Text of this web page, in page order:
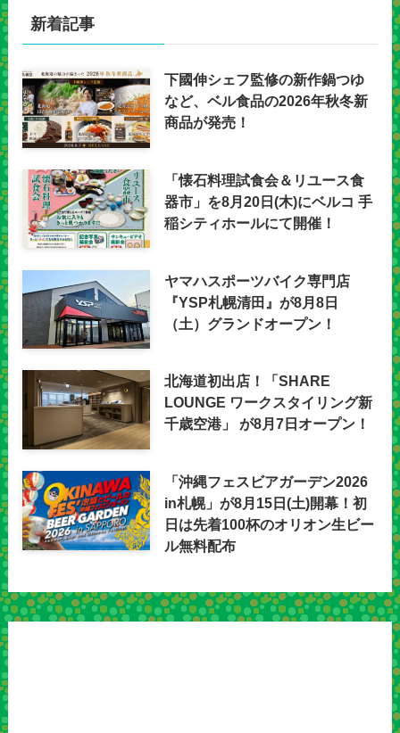
新着記事
下國伸シェフ監修の新作鍋つゆ
など、ベル食品の2026年秋冬新
商品が発売！
「懐石料理試食会＆リユース食
器市」を8月20日(木)にベルコ 手
稲シティホールにて開催！
ヤマハスポーツバイク専門店
『YSP札幌清田』が8月8日
（土）グランドオープン！
北海道初出店！「SHARE
LOUNGE ワークスタイリング新
千歳空港」 が8月7日オープン！
「沖縄フェスビアガーデン2026
in札幌」が8月15日(土)開幕！初
日は先着100杯のオリオン生ビー
ル無料配布